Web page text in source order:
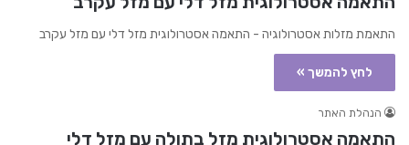
התאמת מזלות אסטרולוגיה - התאמה אסטרולוגית מזל דלי עם מזל עקרב
לחץ להמשך »
הנהלת האתר
התאמה אסטרולוגית מזל בתולה עם מזל דלי